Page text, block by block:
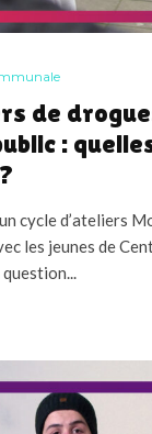
de
:
cycle d’ateliers
les jeunes de